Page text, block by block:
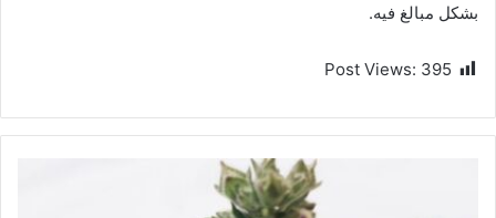
بشكل مبالغ فيه.
Post Views: 395